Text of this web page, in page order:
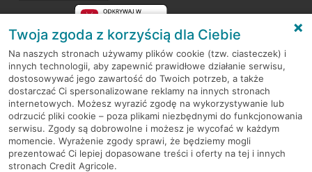
RODO
Regulamin serwisu
Mapa serwisu
PolitykaCookies
Twoja zgoda z korzyścią dla Ciebie
Na naszych stronach używamy plików cookie (tzw. ciasteczek) i
innych technologii, aby zapewnić prawidłowe działanie serwisu,
dostosowywać jego zawartość do Twoich potrzeb, a także
dostarczać Ci spersonalizowane reklamy na innych stronach
internetowych. Możesz wyrazić zgodę na wykorzystywanie lub
odrzucić pliki cookie – poza plikami niezbędnymi do funkcjonowania
serwisu. Zgody są dobrowolne i możesz je wycofać w każdym
momencie. Wyrażenie zgody sprawi, że będziemy mogli
prezentować Ci lepiej dopasowane treści i oferty na tej i innych
stronach Credit Agricole.